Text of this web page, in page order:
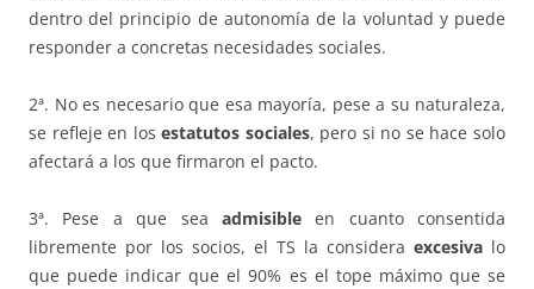
dentro del principio de autonomía de la voluntad y puede
responder a concretas necesidades sociales.
2ª. No es necesario que esa mayoría, pese a su naturaleza,
se refleje en losestatutos sociales, pero si no se hace solo
afectará a los que firmaron el pacto.
3ª. Pese a que sea admisibleen cuanto consentida
libremente por los socios, el TS la considera excesiva lo
que puede indicar que el 90% es el tope máximo que se